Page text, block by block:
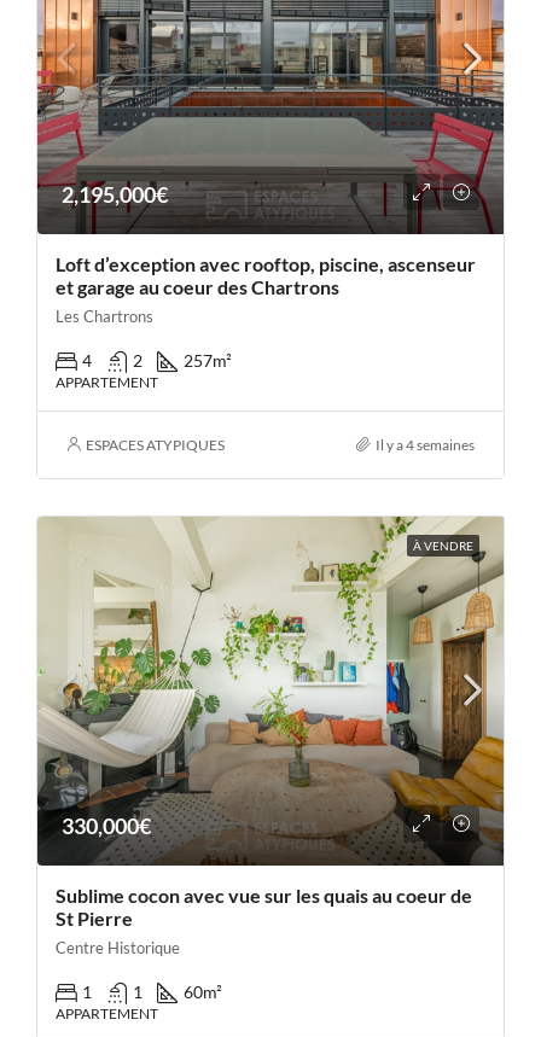
2,195,000€
Loft d’exception avec rooftop, piscine, ascenseur
et garage au coeur des Chartrons
Les Chartrons
4 2 257m²
APPARTEMENT
ESPACES ATYPIQUES Il y a 4 semaines
À VENDRE
330,000€
Sublime cocon avec vue sur les quais au coeur de
St Pierre
Centre Historique
1 1 60m²
APPARTEMENT